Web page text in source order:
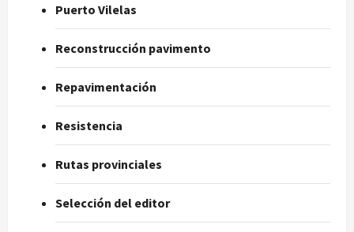
Puerto Vilelas
Reconstrucción pavimento
Repavimentación
Resistencia
Rutas provinciales
Selección del editor